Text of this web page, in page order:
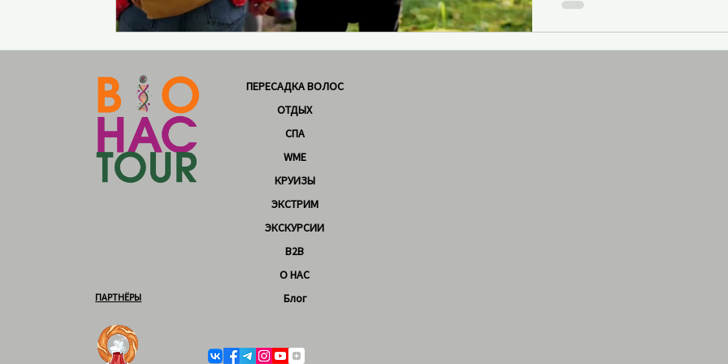
возможности совместить
ПАРТНЁРЫ
ПЕРЕСАДКА ВОЛОС
ОТДЫХ
СПА
WME
КРУИЗЫ
ЭКСТРИМ
ЭКСКУРСИИ
B2B
О НАС
Блог